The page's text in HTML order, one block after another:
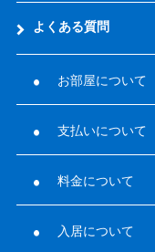
よくある質問
お部屋について
支払いについて
料金について
入居について